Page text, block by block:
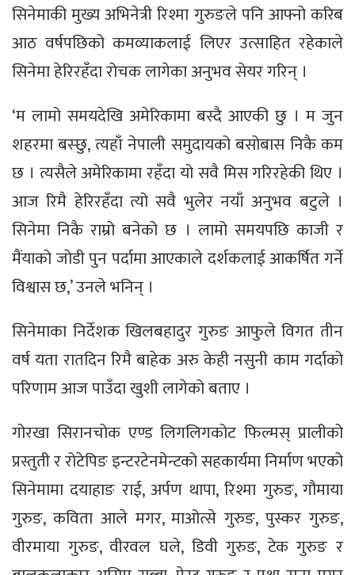
सिनेमाकी मुख्य अभिनेत्री रिश्मा गुरुङले पनि आफ्नो करिब
आठ वर्षपछिको कमव्याकलाई लिएर उत्साहित रहेकाले
सिनेमा हेरिरहँदा रोचक लागेका अनुभव सेयर गरिन् ।
‘म लामो समयदेखि अमेरिकामा बस्दै आएकी छु । म जुन
शहरमा बस्छु, त्यहाँ नेपाली समुदायको बसोबास निकै कम
छ । त्यसैले अमेरिकामा रहँदा यो सवै मिस गरिरहेकी थिए ।
आज रिमै हेरिरहँदा त्यो सवै भुलेर नयाँ अनुभव बटुले ।
सिनेमा निकै राम्रो बनेको छ । लामो समयपछि काजी र
मैंयाको जोडी पुन पर्दामा आएकाले दर्शकलाई आकर्षित गर्ने
विश्वास छ,’ उनले भनिन् ।
सिनेमाका निर्देशक खिलबहादुर गुरुङ आफुले विगत तीन
वर्ष यता रातदिन रिमै बाहेक अरु केही नसुनी काम गर्दाको
परिणाम आज पाउँदा खुशी लागेको बताए ।
गोरखा सिरानचोक एण्ड लिगलिगकोट फिल्मस् प्रालीको
प्रस्तुती र रोटेपिङ इन्टरटेनमेन्टको सहकार्यमा निर्माण भएको
सिनेमामा दयाहाङ राई, अर्पण थापा, रिश्मा गुरुङ, गौमाया
गुरुङ, कविता आले मगर, माओत्से गुरुङ, पुस्कर गुरुङ,
वीरमाया गुरुङ, वीरवल घले, डिवी गुरुङ, टेक गुरुङ र